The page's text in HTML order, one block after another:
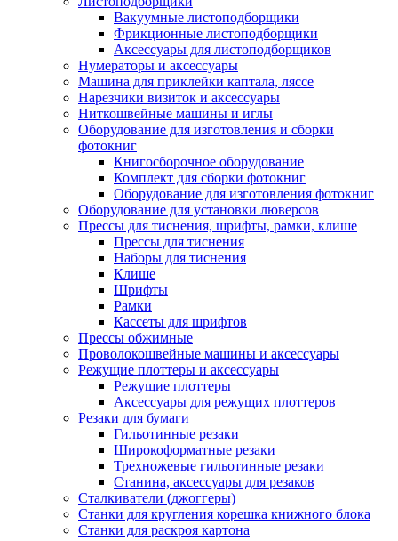
Вакуумные листоподборщики
Фрикционные листоподборщики
Аксессуары для листоподборщиков
Нумераторы и аксессуары
Машина для приклейки каптала, ляссе
Нарезчики визиток и аксессуары
Ниткошвейные машины и иглы
Оборудование для изготовления и сборки
фотокниг
Книгосборочное оборудование
Комплект для сборки фотокниг
Оборудование для изготовления фотокниг
Оборудование для установки люверсов
Прессы для тиснения, шрифты, рамки, клише
Прессы для тиснения
Наборы для тиснения
Клише
Шрифты
Рамки
Кассеты для шрифтов
Прессы обжимные
Проволокошвейные машины и аксессуары
Режущие плоттеры и аксессуары
Режущие плоттеры
Аксессуары для режущих плоттеров
Резаки для бумаги
Гильотинные резаки
Широкоформатные резаки
Трехножевые гильотинные резаки
Станина, аксессуары для резаков
Сталкиватели (джоггеры)
Станки для кругления корешка книжного блока
Станки для раскроя картона